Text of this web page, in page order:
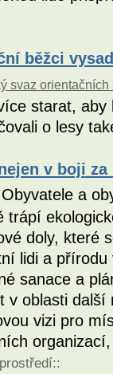
běžci
svaz orientačních
starat,
o lesy
v boji
Obyvatele a
trápí
doly, které
lidi a
sanace a
v oblasti
vizi pro
::